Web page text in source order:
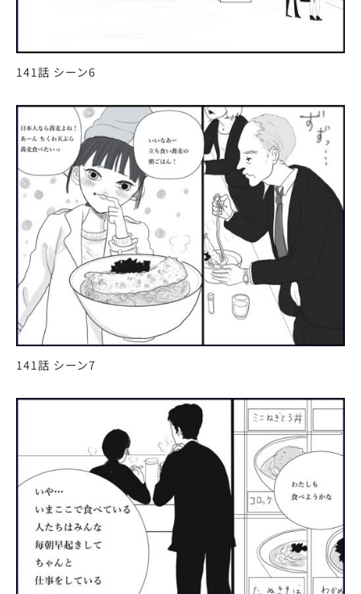
141話 シーン6
141話 シーン7